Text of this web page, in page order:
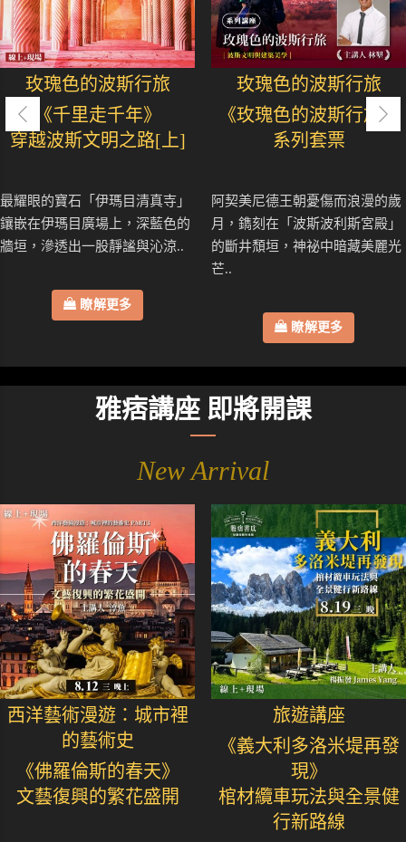
玫瑰色的波斯行旅
《千里走千年》
穿越波斯文明之路[上]
最耀眼的寶石「伊瑪目清真寺」
鑲嵌在伊瑪目廣場上，深藍色的
牆垣，滲透出一股靜謐與沁涼..
瞭解更多
玫瑰色的波斯行旅
《玫瑰色的波斯行旅》
系列套票
阿契美尼德王朝憂傷而浪漫的歲
月，鐫刻在「波斯波利斯宮殿」
的斷井頹垣，神祕中暗藏美麗光
芒..
瞭解更多
雅痞講座 即將開課
New Arrival
西洋藝術漫遊：城市裡
的藝術史
《佛羅倫斯的春天》
文藝復興的繁花盛開
旅遊講座
《義大利多洛米堤再發
現》
棺材纜車玩法與全景健
行新路線